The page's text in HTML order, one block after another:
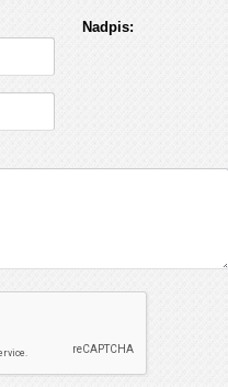
Nadpis: